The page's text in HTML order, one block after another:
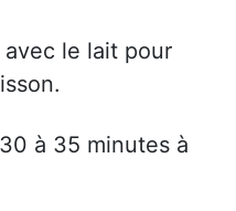
le lait pour
à 35 minutes à